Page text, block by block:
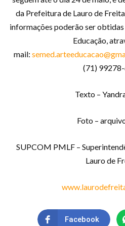
da Prefeitura de Lauro de
informações poderão ser
Educação,
mail:
(71)
Texto –
Foto –
SUPCOM PMLF –
Lauro de
Facebook